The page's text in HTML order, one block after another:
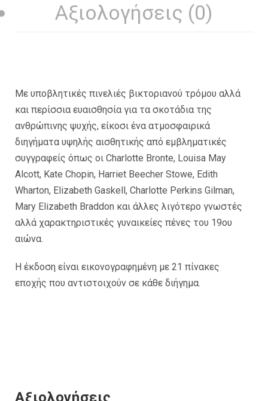
Αξιολογήσεις (0)
Mε υποβλητικές πινελιές βικτοριανού τρόμου αλλά
και περίσσια ευαισθησία για τα σκοτάδια της
ανθρώπινης ψυχής, είκοσι ένα ατμοσφαιρικά
διηγήματα υψηλής αισθητικής από εμβληματικές
συγγραφείς όπως οι Charlotte Bronte, Louisa May
Alcott, Kate Chopin, Harriet Beecher Stowe, Edith
Wharton, Elizabeth Gaskell, Charlotte Perkins Gilman,
Mary Elizabeth Braddon και άλλες λιγότερο γνωστές
αλλά χαρακτηριστικές γυναικείες πένες του 19ου
αιώνα.
Η έκδοση είναι εικονογραφημένη με 21 πίνακες
εποχής που αντιστοιχούν σε κάθε διήγημα.
Αξιολογήσεις